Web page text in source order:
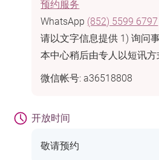
预约服务
WhatsApp (852) 5599 6797
请以文字信息提供 1) 询问
本中心稍后由专人以短讯方
微信帐号: a36518808
开放时间
敬请预约